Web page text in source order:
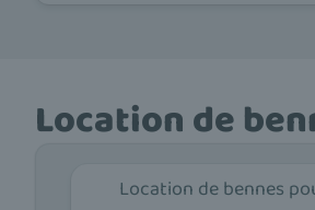
Location de
Location de bennes